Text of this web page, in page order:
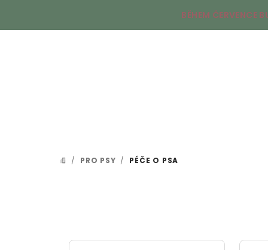
BĚHEM ČERVENCE
DOMŮ
/ PRO PSY / PÉČE O PSA